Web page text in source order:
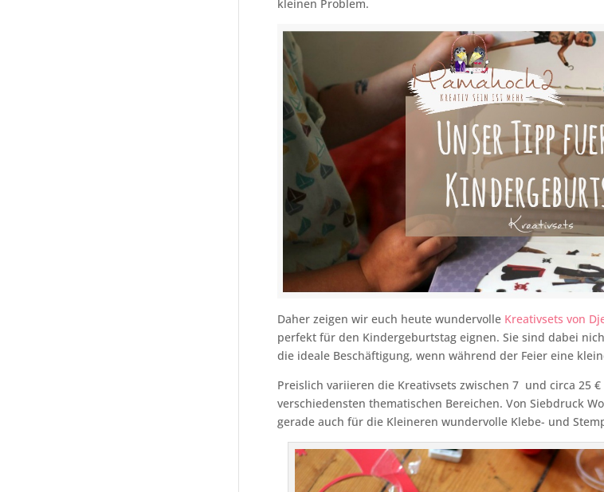
kleinen Problem.
Daher zeigen wir euch heute wundervolle Kreativsets von
perfekt für den Kindergeburtstag eignen. Sie sind dabei
die ideale Beschäftigung, wenn während der Feier eine
Preislich variieren die Kreativsets zwischen 7 und circa 25
verschiedensten thematischen Bereichen. Von Siebdruck
gerade auch für die Kleineren wundervolle Klebe- und